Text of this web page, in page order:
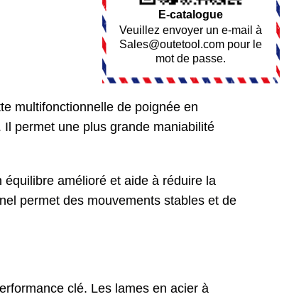
multifonctionnelle de poignée en
permet une plus grande maniabilité
amélioré et aide à réduire la
permet des mouvements stables et de
clé. Les lames en acier à
E-catalogue
Veuillez envoyer un e-mail à
Sales@outetool.com pour le
mot de passe.